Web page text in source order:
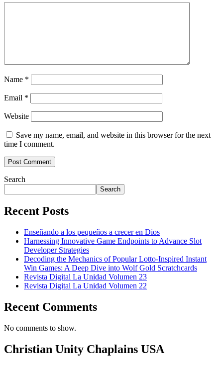
Name *
Email *
Website
Save my name, email, and website in this browser for the next
time I comment.
Search
Search
Recent Posts
Enseñando a los pequeños a crecer en Dios
Harnessing Innovative Game Endpoints to Advance Slot
Developer Strategies
Decoding the Mechanics of Popular Lotto-Inspired Instant
Win Games: A Deep Dive into Wolf Gold Scratchcards
Revista Digital La Unidad Volumen 23
Revista Digital La Unidad Volumen 22
Recent Comments
No comments to show.
Christian Unity Chaplains USA